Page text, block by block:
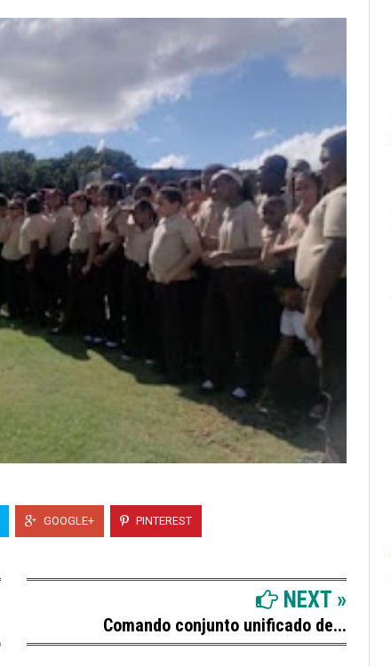
GOOGLE+ PINTEREST
NEXT »
Comando conjunto unificado de...